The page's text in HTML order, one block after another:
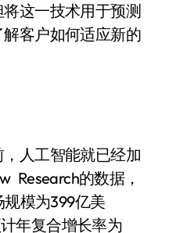
这一技术用于预测
客户如何适应新的
人工智能就已经加
Research的数据，
模为399亿美
年复合增长率为